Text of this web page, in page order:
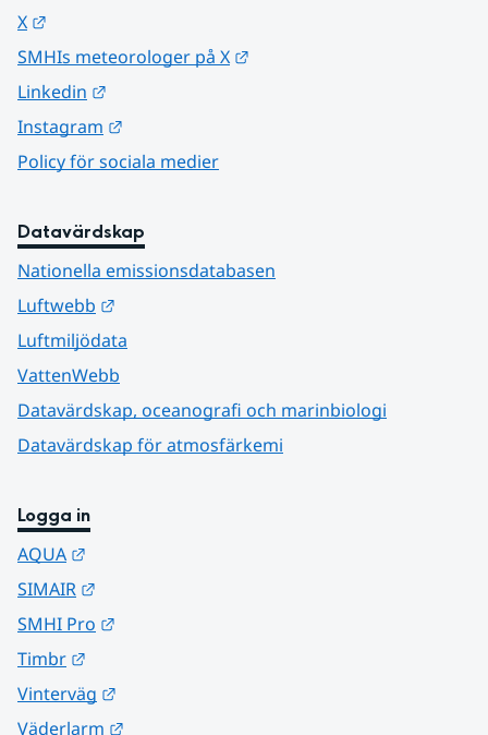
X
SMHIs meteorologer på X
Linkedin
Instagram
Policy för sociala medier
Datavärdskap
Nationella emissionsdatabasen
Luftwebb
Luftmiljödata
VattenWebb
Datavärdskap, oceanografi och marinbiologi
Datavärdskap för atmosfärkemi
Logga in
AQUA
SIMAIR
SMHI Pro
Timbr
Vinterväg
Väderlarm